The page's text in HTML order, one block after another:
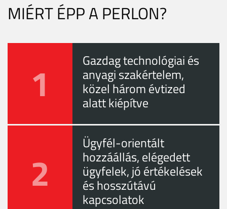
MIÉRT ÉPP A PERLON?
1 Gazdag technológiai és
anyagi szakértelem,
közel három évtized
alatt kiépítve
2
Ügyfél-orientált
hozzáállás, elégedett
ügyfelek, jó értékelések
és hosszútávú
kapcsolatok